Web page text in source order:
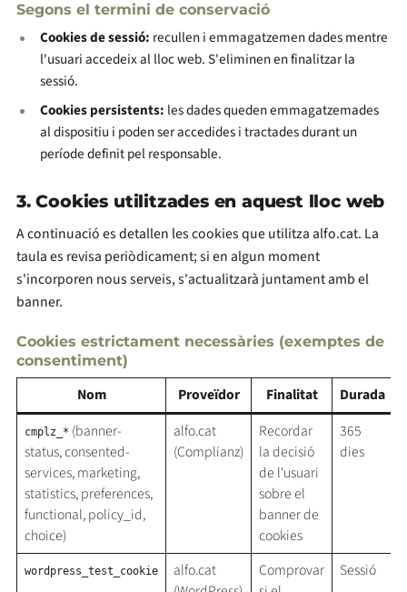
Segons el termini de conservació
Cookies de sessió: recullen i emmagatzemen dades mentre
l'usuari accedeix al lloc web. S'eliminen en finalitzar la
sessió.
Cookies persistents: les dades queden emmagatzemades
al dispositiu i poden ser accedides i tractades durant un
període definit pel responsable.
3. Cookies utilitzades en aquest lloc web
A continuació es detallen les cookies que utilitza alfo.cat. La
taula es revisa periòdicament; si en algun moment
s'incorporen nous serveis, s'actualitzarà juntament amb el
banner.
Cookies estrictament necessàries (exemptes de
consentiment)
Nom Proveïdor Finalitat Durada
cmplz_* (banner-
status, consented-
services, marketing,
statistics, preferences,
functional, policy_id,
choice)
alfo.cat
(Complianz)
Recordar
la decisió
de l'usuari
sobre el
banner de
cookies
365
dies
wordpress_test_cookie
alfo.cat
Comprovar
Sessió